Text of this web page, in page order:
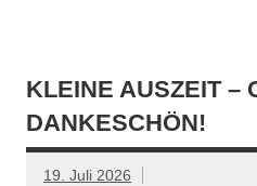
KLEINE AUSZEIT –
ANKESCHÖN!
19. Juli 2026